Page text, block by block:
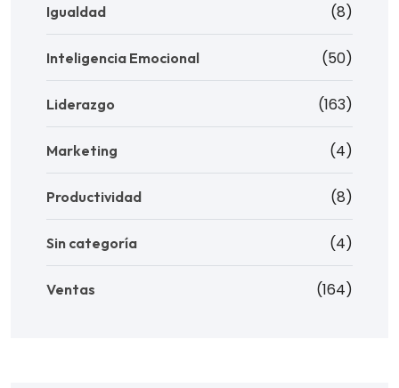
Igualdad (8)
Inteligencia Emocional (50)
Liderazgo (163)
Marketing (4)
Productividad (8)
Sin categoría (4)
Ventas (164)